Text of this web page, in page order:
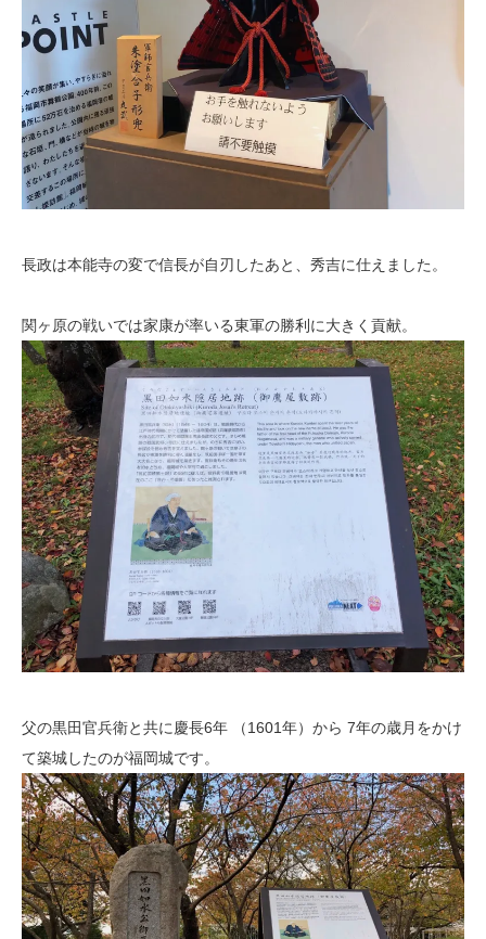
長政は本能寺の変で信長が自刃したあと、秀吉に仕えました。
関ヶ原の戦いでは家康が率いる東軍の勝利に大きく貢献。
父の黒田官兵衛と共に慶長6年 （1601年）から 7年の歳月をかけ
て築城したのが福岡城です。